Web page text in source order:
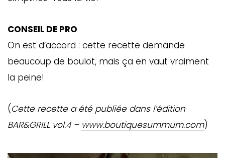
CONSEIL DE PRO
On est d’accord : cette recette demande
beaucoup de boulot, mais ça en vaut vraiment
la peine!
(Cette recette a été publiée dans l’édition
BAR&GRILL vol.4 – www.boutiquesummum.com)